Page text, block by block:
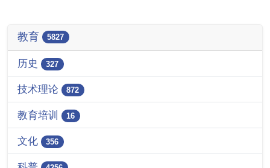
教育 5827
历史 327
技术理论 872
教育培训 16
文化 356